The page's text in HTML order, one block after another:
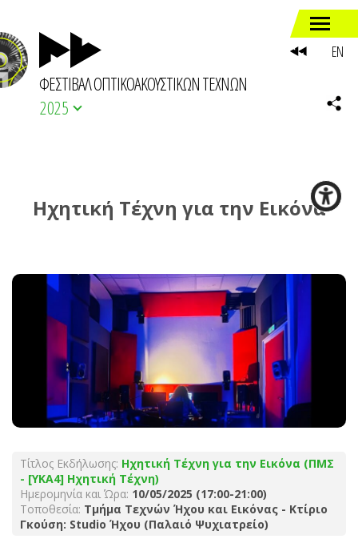
ΦΕΣΤΙΒΑΛ ΟΠΤΙΚΟΑΚΟΥΣΤΙΚΩΝ ΤΕΧΝΩΝ
2025
Ηχητική Τέχνη για την Εικόνα
Τίτλος Εκδήλωσης: Ηχητική Τέχνη για την Εικόνα (ΠΜΣ
- [YKA4] Ηχητική Τέχνη)
Ημερομηνία και Ώρα: 10/05/2025 (17:00-21:00)
Τοποθεσία: Τμήμα Τεχνών Ήχου και Εικόνας - Κτίριο
Γκούση: Studio Ήχου (Παλαιό Ψυχιατρείο)
EN